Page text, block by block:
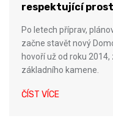
respektující
Po letech příprav,
začne stavět nový
hovoří už od roku
základního kamene.
ČÍST VÍCE